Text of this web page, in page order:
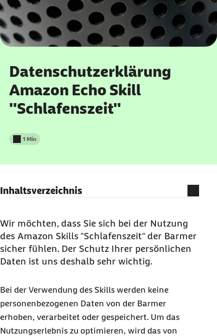
Datenschutzerklärung
Amazon Echo Skill
"Schlafenszeit"
Lesedauer weniger als
1 Min
Inhaltsverzeichnis
Zusätzliche Datenschutzbestimmungen
Tracking
Qualitätssicherung
Wir möchten, dass Sie sich bei der Nutzung
des Amazon Skills "Schlafenszeit" der Barmer
sicher fühlen. Der Schutz Ihrer persönlichen
Daten ist uns deshalb sehr wichtig.
Bei der Verwendung des Skills werden keine
personenbezogenen Daten von der Barmer
erhoben, verarbeitet oder gespeichert. Um das
Nutzungserlebnis zu optimieren, wird das von